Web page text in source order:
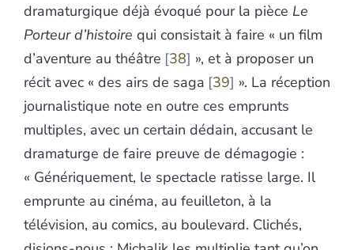
dramaturgique déjà évoqué pour la pièce Le
Porteur d’histoire qui consistait à faire « un film
d’aventure au théâtre 38 », et à proposer un
récit avec « des airs de saga 39 ». La réception
journalistique note en outre ces emprunts
multiples, avec un certain dédain, accusant le
dramaturge de faire preuve de démagogie :
« Génériquement, le spectacle ratisse large. Il
emprunte au cinéma, au feuilleton, à la
télévision, au comics, au boulevard. Clichés,